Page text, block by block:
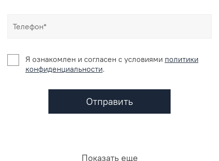
Я ознакомлен и согласен c условиями политики
конфиденциальности.
Отправить
Показать еще